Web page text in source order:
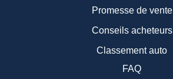
Promesse de vente
Conseils acheteurs
Classement auto
FAQ